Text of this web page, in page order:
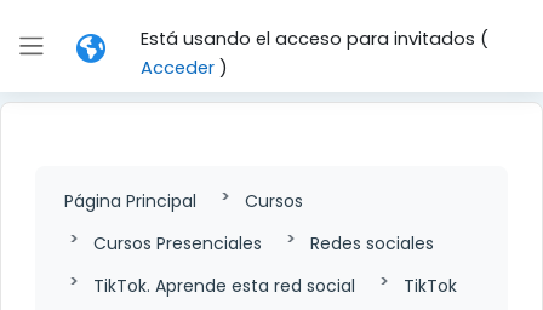
Panel lateral
Está usando el acceso para invitados (
Acceder)
Página Principal
Cursos
Cursos Presenciales
Redes sociales
TikTok. Aprende esta red social
TikTok